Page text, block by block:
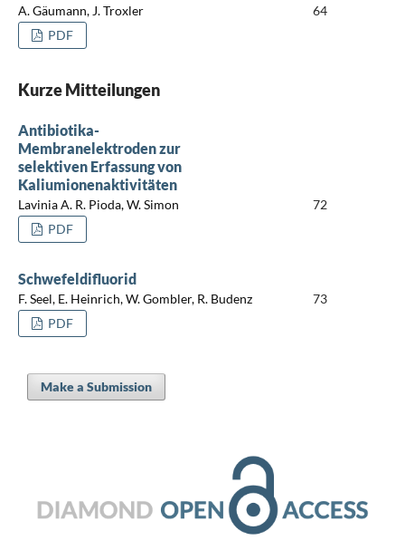
A. Gäumann, J. Troxler
64
PDF
Kurze Mitteilungen
Antibiotika-
Membranelektroden zur
selektiven Erfassung von
Kaliumionenaktivitäten
Lavinia A. R. Pioda, W. Simon
72
PDF
Schwefeldifluorid
F. Seel, E. Heinrich, W. Gombler, R. Budenz
73
PDF
Make a Submission